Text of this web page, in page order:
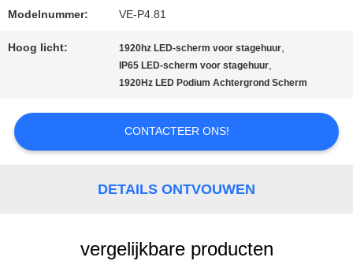
ONS
OP
NIEUWS
Modelnummer: VE-P4.81
Hoog licht: 1920hz LED-scherm voor stagehuur,
IP65 LED-scherm voor stagehuur,
1920Hz LED Podium Achtergrond Scherm
CONTACTEER ONS!
DETAILS ONTVOUWEN
vergelijkbare producten